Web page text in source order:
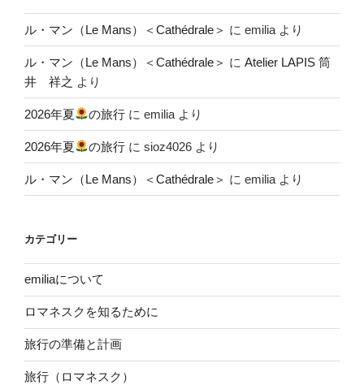
ル・マン（Le Mans）＜Cathédrale＞ に emilia より
ル・マン（Le Mans）＜Cathédrale＞ に Atelier LAPIS 筒
井 祥之 より
2026年夏 の旅行 にemilia より
2026年夏 の旅行 にsioz4026 より
ル・マン（Le Mans）＜Cathédrale＞ に emilia より
カテゴリー
emiliaについて
ロマネスクを知るために
旅行の準備と計画
旅行（ロマネスク）